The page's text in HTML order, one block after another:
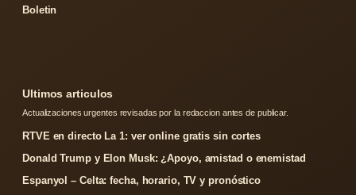
Boletin
Ultimos articulos
Actualizaciones urgentes revisadas por la redaccion antes de publicar.
RTVE en directo La 1: ver online gratis sin cortes
Donald Trump y Elon Musk: ¿Apoyo, amistad o enemistad
Espanyol – Celta: fecha, horario, TV y pronóstico